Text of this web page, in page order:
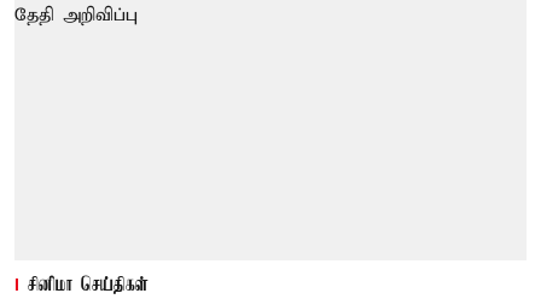
சினிமா செய்திகள்